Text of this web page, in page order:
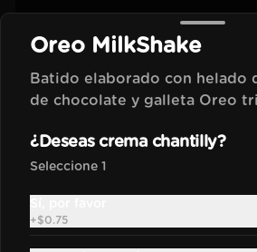
$3.00
Moca
nuestra base
espressos,
Oreo MilkShake
Batido elaborado con helado
de chocolate y galleta Oreo
¿Deseas crema chantilly?
Seleccione 1
+$0.75